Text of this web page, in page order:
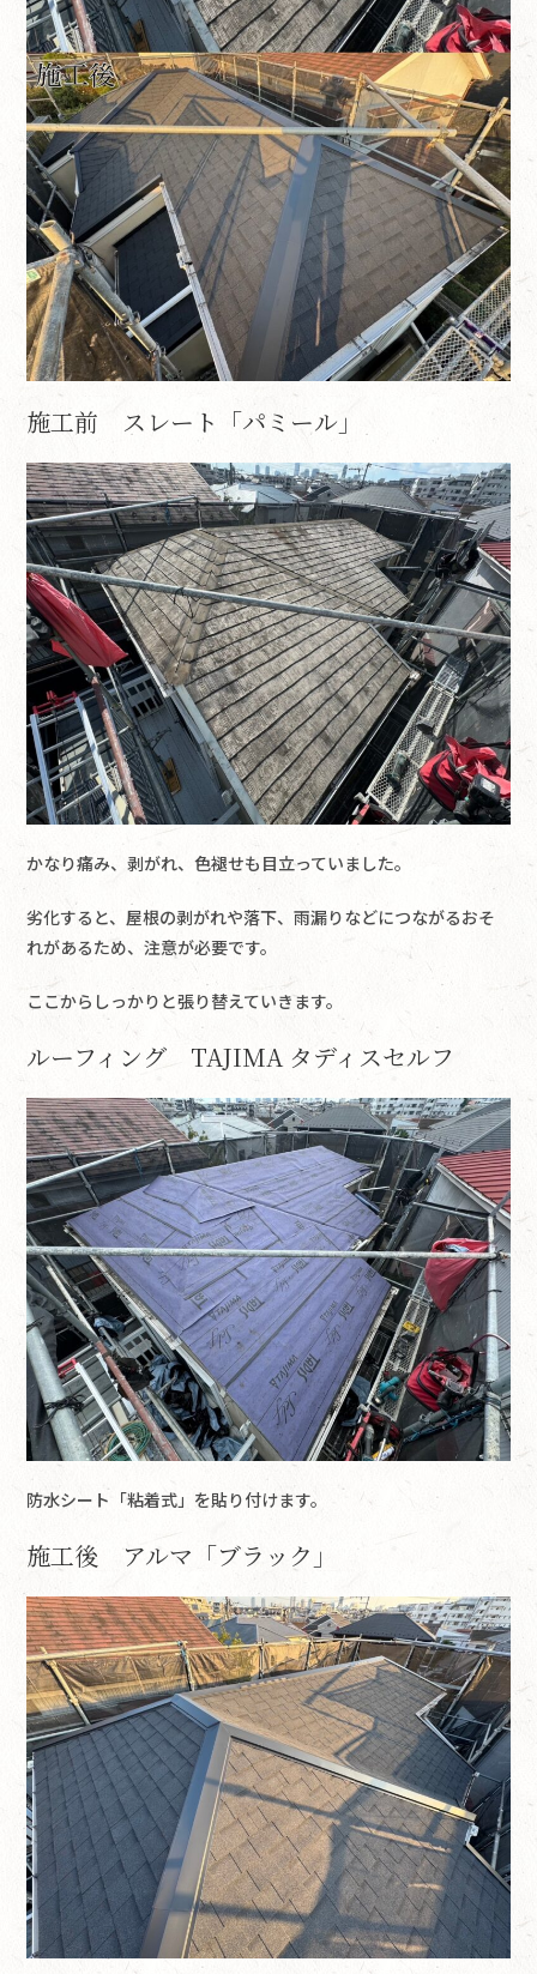
施工前 スレート「パミール」
かなり痛み、剥がれ、色褪せも目立っていました。
劣化すると、屋根の剥がれや落下、雨漏りなどにつながるおそ
れがあるため、注意が必要です。
ここからしっかりと張り替えていきます。
ルーフィング TAJIMA タディスセルフ
防水シート「粘着式」を貼り付けます。
施工後 アルマ「ブラック」